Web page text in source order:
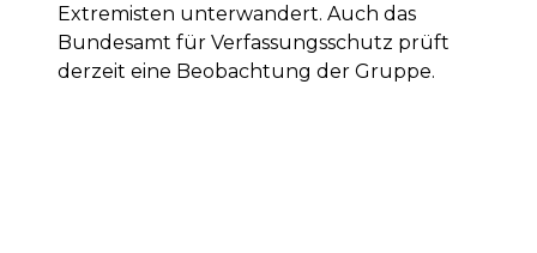
Extremisten unterwandert. Auch das
Bundesamt für Verfassungsschutz prüft
derzeit eine Beobachtung der Gruppe.